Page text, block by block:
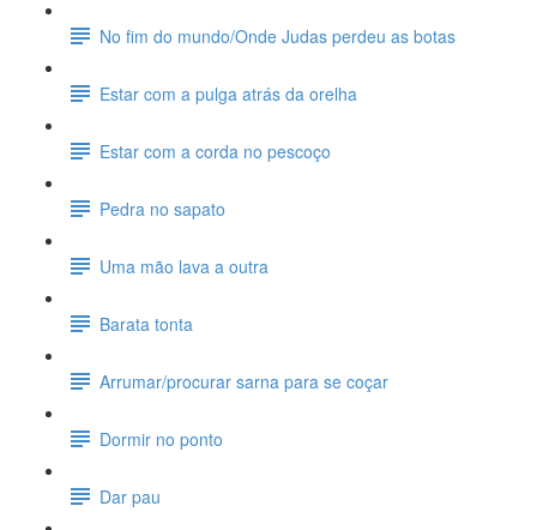
No fim do mundo/Onde Judas perdeu as botas
Estar com a pulga atrás da orelha
Estar com a corda no pescoço
Pedra no sapato
Uma mão lava a outra
Barata tonta
Arrumar/procurar sarna para se coçar
Dormir no ponto
Dar pau